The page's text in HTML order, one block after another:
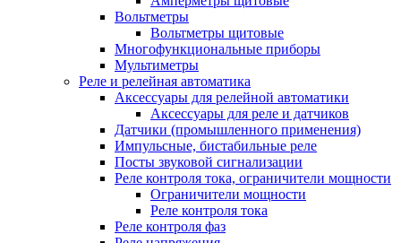
Вольтметры
Вольтметры щитовые
Многофункциональные приборы
Мультиметры
Реле и релейная автоматика
Аксессуары для релейной автоматики
Аксессуары для реле и датчиков
Датчики (промышленного применения)
Импульсные, бистабильные реле
Посты звуковой сигнализации
Реле контроля тока, ограничители мощности
Ограничители мощности
Реле контроля тока
Реле контроля фаз